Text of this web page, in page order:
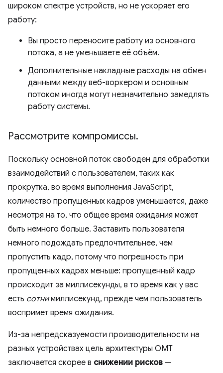
широком спектре устройств, но не ускоряет его
работу:
Вы просто переносите работу из основного
потока, а не уменьшаете её объём.
Дополнительные накладные расходы на обмен
данными между веб-воркером и основным
потоком иногда могут незначительно замедлять
работу системы.
Рассмотрите компромиссы.
Поскольку основной поток свободен для обработки
взаимодействий с пользователем, таких как
прокрутка, во время выполнения JavaScript,
количество пропущенных кадров уменьшается, даже
несмотря на то, что общее время ожидания может
быть немного больше. Заставить пользователя
немного подождать предпочтительнее, чем
пропустить кадр, потому что погрешность при
пропущенных кадрах меньше: пропущенный кадр
происходит за миллисекунды, в то время как у вас
есть сотнимиллисекунд, прежде чем пользователь
воспримет время ожидания.
Из-за непредсказуемости производительности на
разных устройствах цель архитектуры OMT
заключается скорее в снижении рисков —